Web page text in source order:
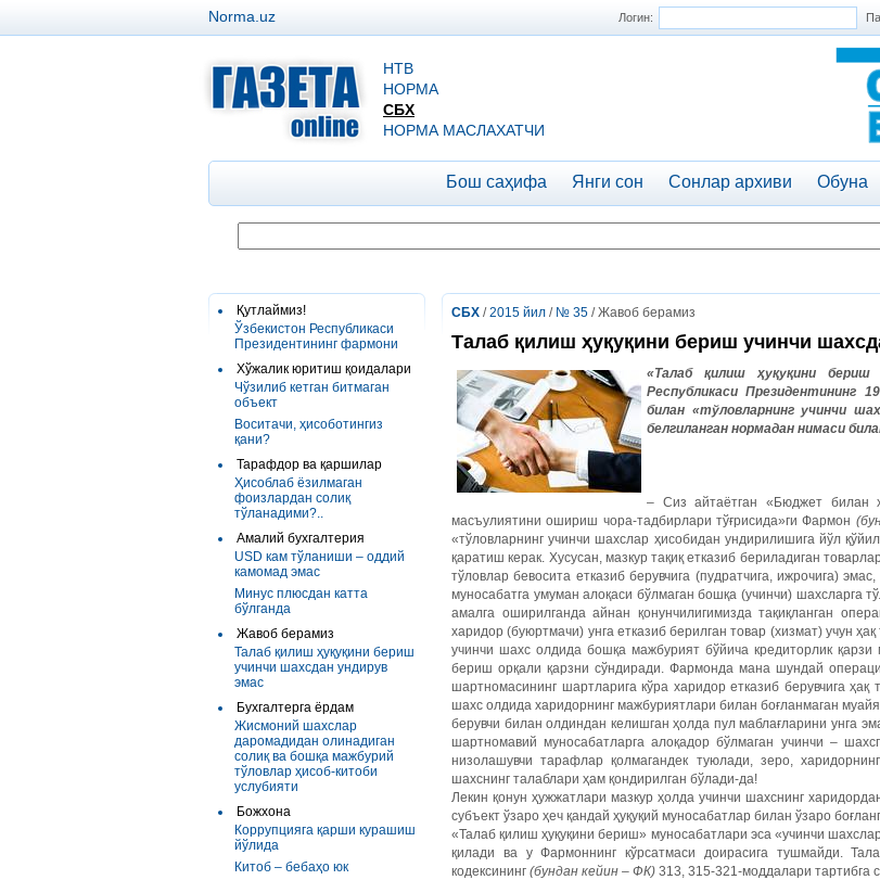
Логин:
Norma.uz
НТВ
НОРМА
СБХ
НОРМА МАСЛАХАТЧИ
Бош саҳифа Янги сон Сонлар архиви Обуна
Қутлаймиз!
Ўзбекистон Республикаси
Президентининг фармони
Хўжалик юритиш қоидалари
Чўзилиб кетган битмаган
объект
Воситачи, ҳисоботингиз
қани?
Тарафдор ва қаршилар
Ҳисоблаб ёзилмаган
фоизлардан солиқ
тўланадими?..
Амалий бухгалтерия
USD кам тўланиши – оддий
камомад эмас
Минус плюсдан катта
бўлганда
Жавоб берамиз
Талаб қилиш ҳуқуқини бериш
учинчи шахсдан ундирув
эмас
Бухгалтерга ёрдам
Жисмоний шахслар
даромадидан олинадиган
солиқ ва бошқа мажбурий
тўловлар ҳисоб-китоби
услубияти
Божхона
Коррупцияга қарши курашиш
йўлида
Китоб – бебаҳо юк
СБХ /2015 йил / № 35 / Жавоб берамиз
Талаб қилиш ҳуқуқини бериш учинчи
«Талаб қилиш ҳуқуқини
Республикаси Президентининг
билан «тўловларнинг учинчи
белгиланган нормадан нимаси
– Сиз айтаётган «Бюджет билан
масъулиятини ошириш чора-тадбирлари тўғрисида»ги Фармон
«тўловларнинг учинчи шахслар ҳисобидан ундирилишига йўл
қаратиш керак. Хусусан, мазкур тақиқ етказиб бериладиган
тўловлар бевосита етказиб берувчига (пудратчига, ижрочига)
муносабатга умуман алоқаси бўлмаган бошқа (учинчи) шахсларга
амалга оширилганда айнан қонунчилигимизда тақиқланган
харидор (буюртмачи) унга етказиб берилган товар (хизмат) учун
учинчи шахс олдида бошқа мажбурият бўйича кредиторлик
бериш орқали қарзни сўндиради. Фармонда мана шундай
шартномасининг шартларига кўра харидор етказиб берувчига
шахс олдида харидорнинг мажбуриятлари билан боғланмаган
берувчи билан олдиндан келишган ҳолда пул маблағларини унга
шартномавий муносабатларга алоқадор бўлмаган учинчи –
низолашувчи тарафлар қолмагандек туюлади, зеро,
шахснинг талаблари ҳам қондирилган бўлади-да!
Лекин қонун ҳужжатлари мазкур ҳолда учинчи шахснинг
субъект ўзаро ҳеч қандай ҳуқуқий муносабатлар билан ўзаро
«Талаб қилиш ҳуқуқини бериш» муносабатлари эса «учинчи
қилади ва у Фармоннинг кўрсатмаси доирасига тушмайди.
кодексининг (бундан кейин – ФК) 313, 315-321-моддалари тартибга